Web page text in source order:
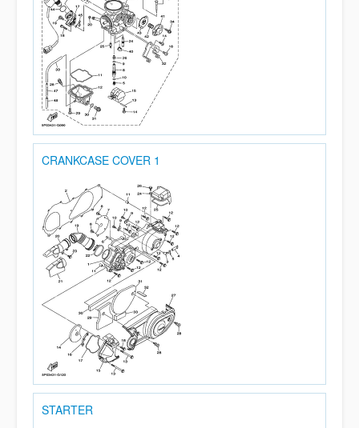
CRANKCASE COVER 1
STARTER